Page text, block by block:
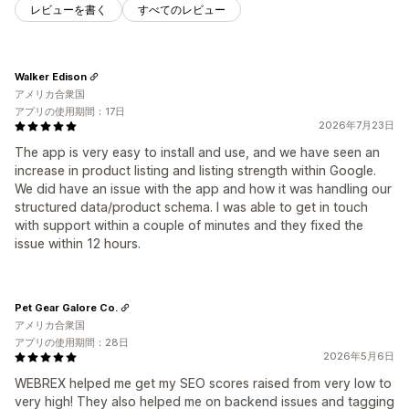
レビューを書く すべてのレビュー
2026年7月23日
The app is very easy to install and use, and we have seen an
increase in product listing and listing strength within Google.
We did have an issue with the app and how it was handling our
structured data/product schema. I was able to get in touch
with support within a couple of minutes and they fixed the
issue within 12 hours.
Walker Edison
アメリカ合衆国
アプリの使用期間：17日
2026年5月6日
WEBREX helped me get my SEO scores raised from very low to
very high! They also helped me on backend issues and tagging
Pet Gear Galore Co.
アメリカ合衆国
アプリの使用期間：28日